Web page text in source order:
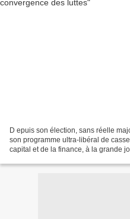
D epuis son élection, sans réelle
son programme ultra-libéral de
capital et de la finance, à la grande